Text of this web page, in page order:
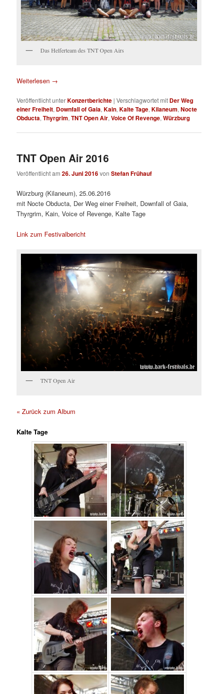
Das Helferteam des TNT Open Airs
Weiterlesen →
Veröffentlicht unterKonzertberichte |Verschlagwortet mit Der Weg
einer Freiheit, Downfall of Gaia,Kain,Kalte Tage,Kilaneum,Nocte
Obducta,Thyrgrim,TNT Open Air,Voice Of Revenge,Würzburg
TNT Open Air 2016
Veröffentlicht am26. Juni 2016vonStefan Frühauf
Würzburg (Kilaneum), 25.06.2016
mit Nocte Obducta, Der Weg einer Freiheit, Downfall of Gaia,
Thyrgrim, Kain, Voice of Revenge, Kalte Tage
Link zum Festivalbericht
TNT Open Air
« Zurück zum Album
Kalte Tage